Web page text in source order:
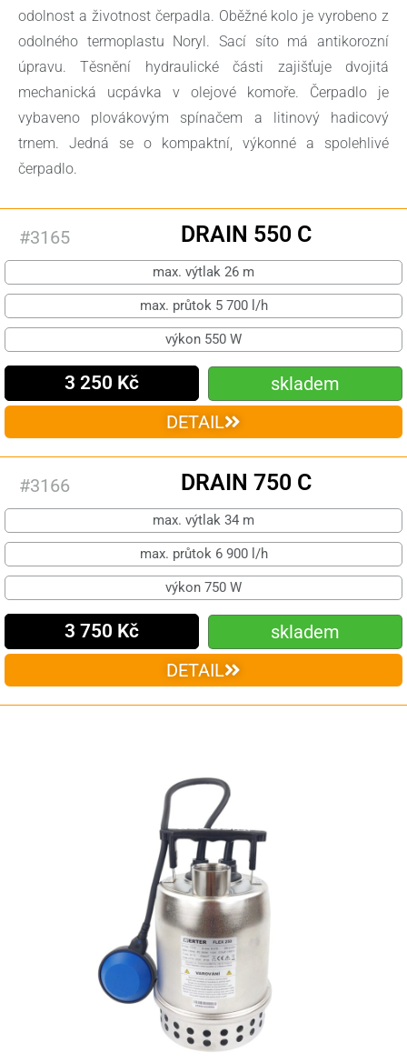
odolnost a životnost čerpadla. Oběžné kolo je vyrobeno z
odolného termoplastu Noryl. Sací síto má antikorozní
úpravu. Těsnění hydraulické části zajišťuje dvojitá
mechanická ucpávka v olejové komoře. Čerpadlo je
vybaveno plovákovým spínačem a litinový hadicový
trnem. Jedná se o kompaktní, výkonné a spolehlivé
čerpadlo.
#3165 DRAIN 550 C
max. výtlak 26 m
max. průtok 5 700 l/h
výkon 550 W
3 250 Kč
skladem
DETAIL
#3166 DRAIN 750 C
max. výtlak 34 m
max. průtok 6 900 l/h
výkon 750 W
3 750 Kč
skladem
DETAIL